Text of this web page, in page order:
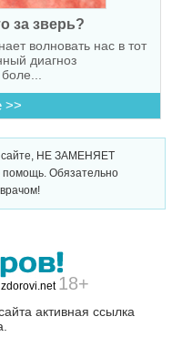
за зверь?
волновать нас в тот
диагноз
>>
сайте, НЕ ЗАМЕНЯЕТ
Обязательно
18+
активная ссылка